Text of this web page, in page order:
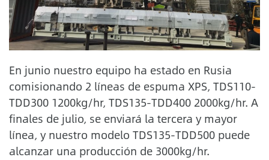
En junio nuestro equipo ha estado en Rusia
comisionando 2 líneas de espuma XPS, TDS110-
TDD300 1200kg/hr, TDS135-TDD400 2000kg/hr. A
finales de julio, se enviará la tercera y mayor
línea, y nuestro modelo TDS135-TDD500 puede
alcanzar una producción de 3000kg/hr.